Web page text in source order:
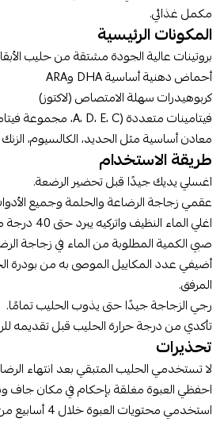
مكمل غذائي.
المكونات الرئيسية
بروتينات عالية الجودة مشتقة من حليب
أحماض دهنية أساسية DHA وARA
كربوهيدرات سهلة الامتصاص (لاكتوز)
فيتامينات متعددة (A، D، E، C، مجموعة فيتامينات B)
معادن أساسية مثل الحديد، الكالسيوم، الزنك
طريقة الاستخدام
اغسلي يديك جيدًا قبل تحضير الرضعة.
عقمي زجاجة الرضاعة والحلمة وجميع
اغلي الماء النظيف واتركيه يبرد حتى 40 درجة مئوية.
صبي الكمية المطلوبة من الماء في زجاجة
أضيفي عدد المكاييل الموصى به من بودرة
المرفق.
رجي الزجاجة جيدًا حتى يذوب الحليب تمامًا.
تأكدي من درجة حرارة الحليب قبل تقديمه
تحذيرات
لا تستخدمي الحليب المتبقي بعد انتهاء
احفظي العبوة مغلقة بإحكام في مكان جاف
استخدمي محتويات العبوة خلال 4 أسابيع من تاريخ الفتح